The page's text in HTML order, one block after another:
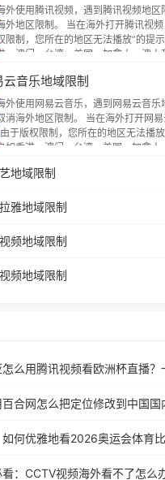
外使用腾讯视频，遇到腾讯视频地区
区限制。 当在海外打开腾讯视频，却突然弹出“由于版
限制，您所在的地区无法播放”的提示语。 海外用
、澳门、台湾、美国、加拿大、澳大
限制问题，且仅能在中国大陆地区播放。 遇到这个问
友们，使用番茄回国加速器，即可
视频地区版权限制」的问题，无论人
、美国、加拿大、澳大利亚、欧洲等
、定居等，都可以使用，不再因地
音乐地域限制
外使用网易云音乐，遇到网易云音乐
海外地区限制。 当在海外打开网易云音乐，却突然弹出
于版权限制，您所在的地区无法播放”的提
如香港、澳门、台湾、美国、加拿
区及版权限制问题，且仅能在中国大陆地
收听网易云音乐地区版权限制」的问
作、留学、定居等，都可以使用，不
困扰。
地域限制
雅地域限制
频地域限制
频地域限制
何优雅地看2026奥运会体育